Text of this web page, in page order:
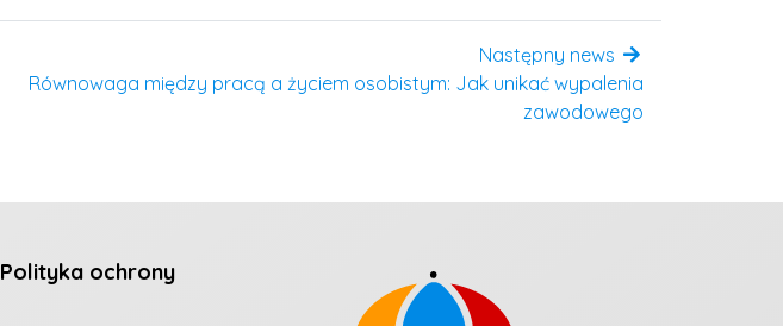
Następny news
Równowaga między pracą a życiem osobistym: Jak unikać wypalenia
zawodowego
Polityka ochrony